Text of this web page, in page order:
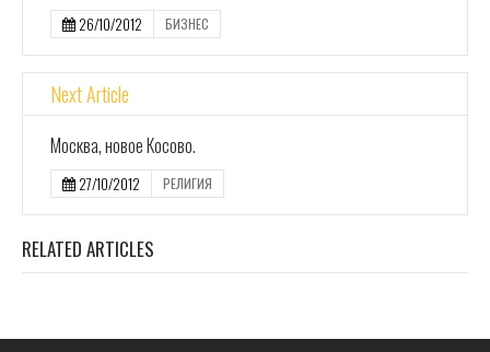
26/10/2012 БИЗНЕС
Next Article
Москва, новое Косово.
27/10/2012 РЕЛИГИЯ
RELATED ARTICLES